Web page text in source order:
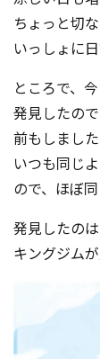
事務局アウ
マーケットデ
ちょっと切
いっしょに
ところで、
発見したので
前もしまし
いつも同じ
ので、ほぼ
発見したのは
キングジム